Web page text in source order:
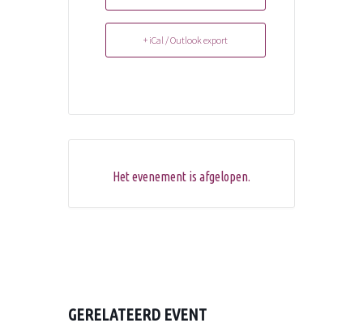
+ iCal / Outlook export
Het evenement is afgelopen.
GERELATEERD EVENT